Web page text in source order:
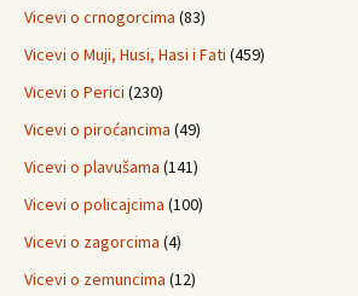
Vicevi o crnogorcima (83)
Vicevi o Muji, Husi, Hasi i Fati (459)
Vicevi o Perici (230)
Vicevi o piroćancima (49)
Vicevi o plavušama (141)
Vicevi o policajcima (100)
Vicevi o zagorcima (4)
Vicevi o zemuncima (12)